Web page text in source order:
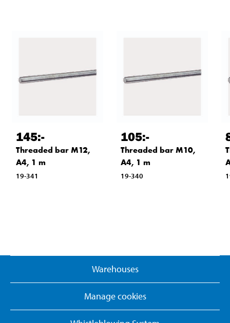
145:-
Threaded bar M12,
A4, 1 m
19-341
105:-
Threaded bar M10,
A4, 1 m
19-340
Warehouses
Manage cookies